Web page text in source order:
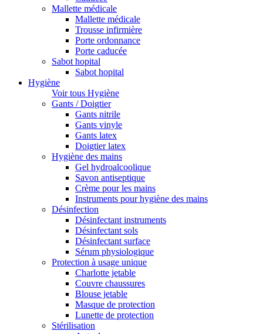
Mallette médicale
Mallette médicale
Trousse infirmière
Porte ordonnance
Porte caducée
Sabot hopital
Sabot hopital
Hygiène
Voir tous Hygiène
Gants / Doigtier
Gants nitrile
Gants vinyle
Gants latex
Doigtier latex
Hygiène des mains
Gel hydroalcoolique
Savon antiseptique
Crème pour les mains
Instruments pour hygiène des mains
Désinfection
Désinfectant instruments
Désinfectant sols
Désinfectant surface
Sérum physiologique
Protection à usage unique
Charlotte jetable
Couvre chaussures
Blouse jetable
Masque de protection
Lunette de protection
Stérilisation